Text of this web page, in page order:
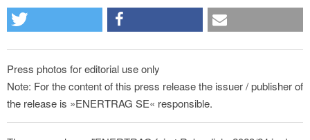
Press photos for editorial use only
Note: For the content of this press release the issuer / publisher of
the release is »ENERTRAG SE« responsible.